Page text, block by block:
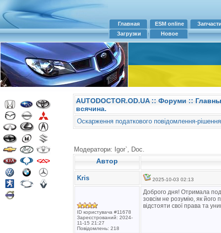
Главная ESM online
Загрузки
Новое
AUTODOCTOR.OD.UA:: Форуми ::
всячина.
Оскарження податкового повідомлення-рішення
Модератори: Igor`, Doc.
Автор
Kris 2025-10-03 02:13
ID користувача #11678
Зареєстрований: 2024-
11-15 21:27
Повідомлень: 218
Доброго дня! Отримала
зовсім не розумію, як
відстояти свої права та